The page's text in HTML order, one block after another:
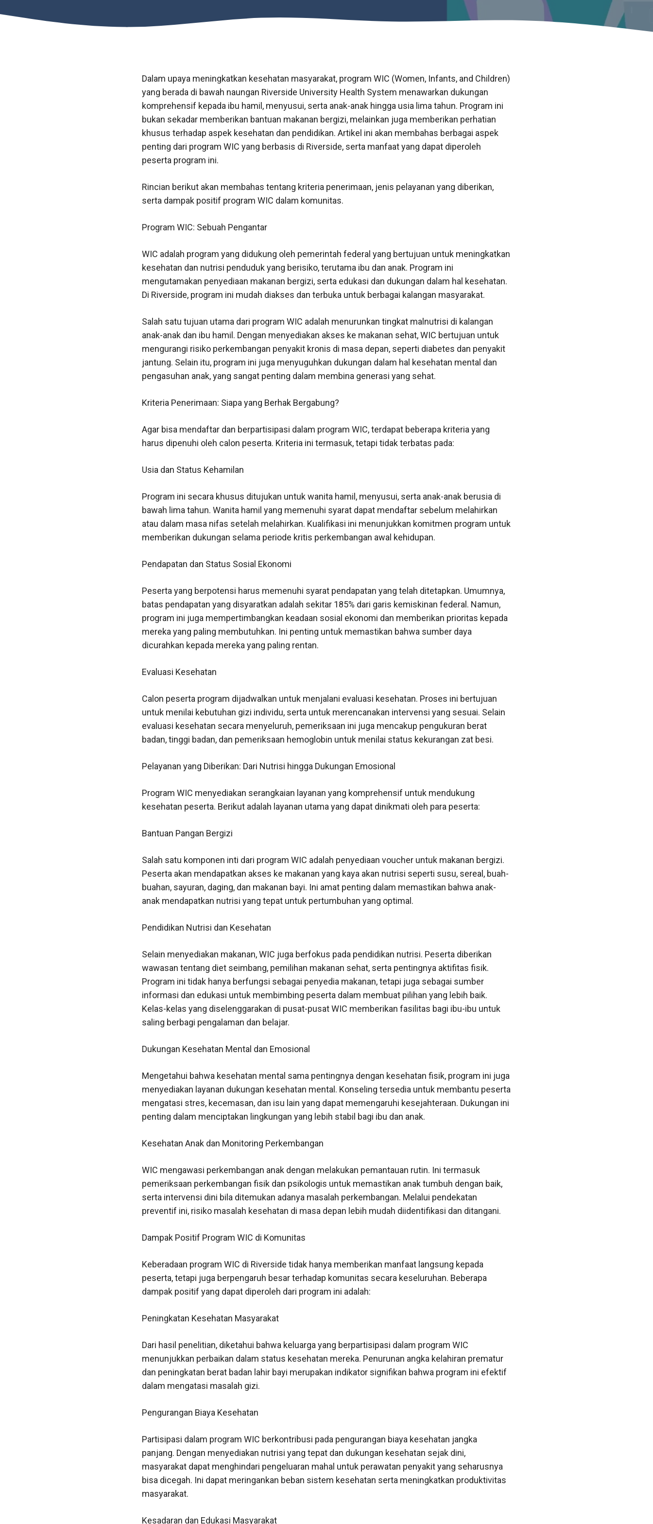
Dalam upaya meningkatkan kesehatan masyarakat, program WIC (Women, Infants, and Children)
yang berada di bawah naungan Riverside University Health System menawarkan dukungan
komprehensif kepada ibu hamil, menyusui, serta anak-anak hingga usia lima tahun. Program ini
bukan sekadar memberikan bantuan makanan bergizi, melainkan juga memberikan perhatian
khusus terhadap aspek kesehatan dan pendidikan. Artikel ini akan membahas berbagai aspek
penting dari program WIC yang berbasis di Riverside, serta manfaat yang dapat diperoleh
peserta program ini.
Rincian berikut akan membahas tentang kriteria penerimaan, jenis pelayanan yang diberikan,
serta dampak positif program WIC dalam komunitas.
Program WIC: Sebuah Pengantar
WIC adalah program yang didukung oleh pemerintah federal yang bertujuan untuk meningkatkan
kesehatan dan nutrisi penduduk yang berisiko, terutama ibu dan anak. Program ini
mengutamakan penyediaan makanan bergizi, serta edukasi dan dukungan dalam hal kesehatan.
Di Riverside, program ini mudah diakses dan terbuka untuk berbagai kalangan masyarakat.
Salah satu tujuan utama dari program WIC adalah menurunkan tingkat malnutrisi di kalangan
anak-anak dan ibu hamil. Dengan menyediakan akses ke makanan sehat, WIC bertujuan untuk
mengurangi risiko perkembangan penyakit kronis di masa depan, seperti diabetes dan penyakit
jantung. Selain itu, program ini juga menyuguhkan dukungan dalam hal kesehatan mental dan
pengasuhan anak, yang sangat penting dalam membina generasi yang sehat.
Kriteria Penerimaan: Siapa yang Berhak Bergabung?
Agar bisa mendaftar dan berpartisipasi dalam program WIC, terdapat beberapa kriteria yang
harus dipenuhi oleh calon peserta. Kriteria ini termasuk, tetapi tidak terbatas pada:
Usia dan Status Kehamilan
Program ini secara khusus ditujukan untuk wanita hamil, menyusui, serta anak-anak berusia di
bawah lima tahun. Wanita hamil yang memenuhi syarat dapat mendaftar sebelum melahirkan
atau dalam masa nifas setelah melahirkan. Kualifikasi ini menunjukkan komitmen program untuk
memberikan dukungan selama periode kritis perkembangan awal kehidupan.
Pendapatan dan Status Sosial Ekonomi
Peserta yang berpotensi harus memenuhi syarat pendapatan yang telah ditetapkan. Umumnya,
batas pendapatan yang disyaratkan adalah sekitar 185% dari garis kemiskinan federal. Namun,
program ini juga mempertimbangkan keadaan sosial ekonomi dan memberikan prioritas kepada
mereka yang paling membutuhkan. Ini penting untuk memastikan bahwa sumber daya
dicurahkan kepada mereka yang paling rentan.
Evaluasi Kesehatan
Calon peserta program dijadwalkan untuk menjalani evaluasi kesehatan. Proses ini bertujuan
untuk menilai kebutuhan gizi individu, serta untuk merencanakan intervensi yang sesuai. Selain
evaluasi kesehatan secara menyeluruh, pemeriksaan ini juga mencakup pengukuran berat
badan, tinggi badan, dan pemeriksaan hemoglobin untuk menilai status kekurangan zat besi.
Pelayanan yang Diberikan: Dari Nutrisi hingga Dukungan Emosional
Program WIC menyediakan serangkaian layanan yang komprehensif untuk mendukung
kesehatan peserta. Berikut adalah layanan utama yang dapat dinikmati oleh para peserta:
Bantuan Pangan Bergizi
Salah satu komponen inti dari program WIC adalah penyediaan voucher untuk makanan bergizi.
Peserta akan mendapatkan akses ke makanan yang kaya akan nutrisi seperti susu, sereal, buah-
buahan, sayuran, daging, dan makanan bayi. Ini amat penting dalam memastikan bahwa anak-
anak mendapatkan nutrisi yang tepat untuk pertumbuhan yang optimal.
Pendidikan Nutrisi dan Kesehatan
Selain menyediakan makanan, WIC juga berfokus pada pendidikan nutrisi. Peserta diberikan
wawasan tentang diet seimbang, pemilihan makanan sehat, serta pentingnya aktifitas fisik.
Program ini tidak hanya berfungsi sebagai penyedia makanan, tetapi juga sebagai sumber
informasi dan edukasi untuk membimbing peserta dalam membuat pilihan yang lebih baik.
Kelas-kelas yang diselenggarakan di pusat-pusat WIC memberikan fasilitas bagi ibu-ibu untuk
saling berbagi pengalaman dan belajar.
Dukungan Kesehatan Mental dan Emosional
Mengetahui bahwa kesehatan mental sama pentingnya dengan kesehatan fisik, program ini juga
menyediakan layanan dukungan kesehatan mental. Konseling tersedia untuk membantu peserta
mengatasi stres, kecemasan, dan isu lain yang dapat memengaruhi kesejahteraan. Dukungan ini
penting dalam menciptakan lingkungan yang lebih stabil bagi ibu dan anak.
Kesehatan Anak dan Monitoring Perkembangan
WIC mengawasi perkembangan anak dengan melakukan pemantauan rutin. Ini termasuk
pemeriksaan perkembangan fisik dan psikologis untuk memastikan anak tumbuh dengan baik,
serta intervensi dini bila ditemukan adanya masalah perkembangan. Melalui pendekatan
preventif ini, risiko masalah kesehatan di masa depan lebih mudah diidentifikasi dan ditangani.
Dampak Positif Program WIC di Komunitas
Keberadaan program WIC di Riverside tidak hanya memberikan manfaat langsung kepada
peserta, tetapi juga berpengaruh besar terhadap komunitas secara keseluruhan. Beberapa
dampak positif yang dapat diperoleh dari program ini adalah:
Peningkatan Kesehatan Masyarakat
Dari hasil penelitian, diketahui bahwa keluarga yang berpartisipasi dalam program WIC
menunjukkan perbaikan dalam status kesehatan mereka. Penurunan angka kelahiran prematur
dan peningkatan berat badan lahir bayi merupakan indikator signifikan bahwa program ini efektif
dalam mengatasi masalah gizi.
Pengurangan Biaya Kesehatan
Partisipasi dalam program WIC berkontribusi pada pengurangan biaya kesehatan jangka
panjang. Dengan menyediakan nutrisi yang tepat dan dukungan kesehatan sejak dini,
masyarakat dapat menghindari pengeluaran mahal untuk perawatan penyakit yang seharusnya
bisa dicegah. Ini dapat meringankan beban sistem kesehatan serta meningkatkan produktivitas
masyarakat.
Kesadaran dan Edukasi Masyarakat